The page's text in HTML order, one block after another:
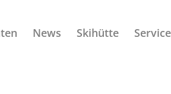
News Skihütte Service